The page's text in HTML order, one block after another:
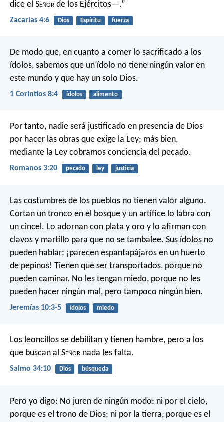
dice el Señor de los Ejércitos—.”
Zacarías 4:6 Dios Espíritu fuerza
De modo que, en cuanto a comer lo sacrificado a los
ídolos, sabemos que un ídolo no tiene ningún valor en
este mundo y que hay un solo Dios.
1 Corintios 8:4 ídolos alimento
Por tanto, nadie será justificado en presencia de Dios
por hacer las obras que exige la Ley; más bien,
mediante la Ley cobramos conciencia del pecado.
Romanos 3:20 pecado ley justicia
Las costumbres de los pueblos no tienen valor alguno.
Cortan un tronco en el bosque y un artífice lo labra con
un cincel. Lo adornan con plata y oro y lo afirman con
clavos y martillo para que no se tambalee. Sus ídolos no
pueden hablar; ¡parecen espantapájaros en un huerto
de pepinos! Tienen que ser transportados, porque no
pueden caminar. No les tengan miedo, porque no les
pueden hacer ningún mal, pero tampoco ningún bien.
Jeremías 10:3-5 ídolos miedo
Los leoncillos se debilitan y tienen hambre, pero a los
que buscan al Señor nada les falta.
Salmo 34:10 Dios búsqueda
Pero yo digo: No juren de ningún modo: ni por el cielo,
porque es el trono de Dios; ni por la tierra, porque es el